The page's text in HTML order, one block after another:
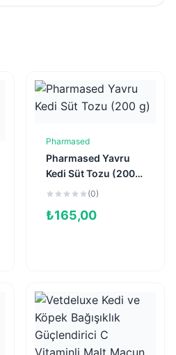
Sepete Ekle
Pharmased
Pharmased Yavru
Kedi Süt Tozu (200
g)
(0)
₺165,00